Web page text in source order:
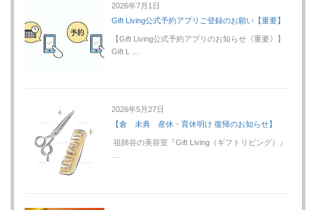
2026年7月1日
Gift Living公式予約アプリご登録のお願い【重要】
【Gift Living公式予約アプリのお知らせ《重要》】
Gift L …
2026年5月27日
【倉 未典 産休・育休明け 復帰のお知らせ】
祖師谷の美容室『Gift Living（ギフトリビング）』